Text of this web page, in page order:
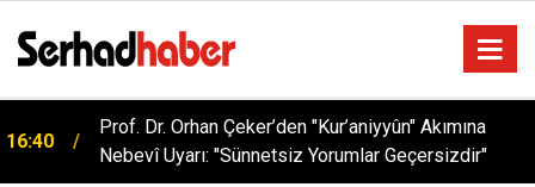
05:57
Sağlıklı Beslenmede Yeni Trend: Düşük Kalorili
Multi-Fiber İçecek Tozu